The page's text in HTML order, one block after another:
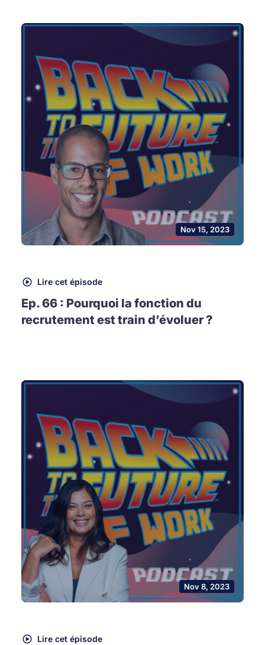
Nov 15, 2023
Lire cet épisode
Ep. 66 : Pourquoi la fonction du
recrutement est train d’évoluer ?
Nov 8, 2023
Lire cet épisode